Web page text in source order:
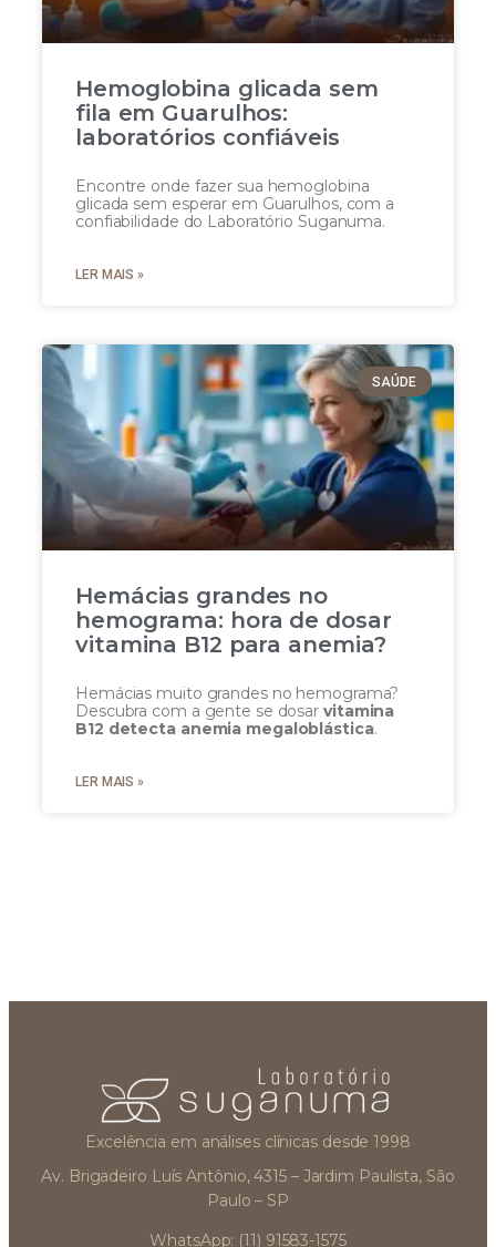
Hemoglobina glicada sem
fila em Guarulhos:
laboratórios confiáveis
Encontre onde fazer sua hemoglobina
glicada sem esperar em Guarulhos, com a
confiabilidade do Laboratório Suganuma.
LER MAIS »
SAÚDE
Hemácias grandes no
hemograma: hora de dosar
vitamina B12 para anemia?
Hemácias muito grandes no hemograma?
Descubra com a gente se dosar vitamina
B12 detecta anemia megaloblástica.
LER MAIS »
Excelência em análises clínicas desde 1998
Av. Brigadeiro Luís Antônio, 4315 – Jardim Paulista, São
Paulo – SP
WhatsApp: (11) 91583-1575